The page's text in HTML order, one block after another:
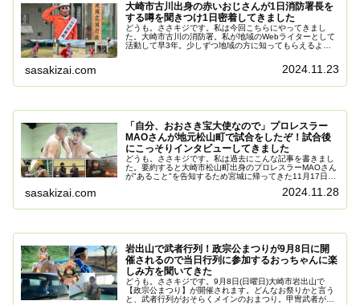
大崎市古川出身の赤いおじさんが1日消防署長を
する噂を聞きつけ1日密着してきました
どうも。ささキジです。私は今回こちらにやってきまし
た。大崎市古川の消防署。私が地域のWebライターとして
活動して早3年。少しずつ地域の方に知ってもらえるよう
sasakizai.com 2024.11.23
「自分、おおさき宝大使なので」プロレスラー
MAOさんが地元松山町で試合をしたぞ！試合後
にこっそりインタビューしてきました
どうも。ささキジです。私は過去にこんな記事を書きまし
た。要約すると大崎市松山町出身のプロレスラーMAOさん
が"あること"を告知するため宮城に帰ってきた11月17日に
sasakizai.com 2024.11.28
岩出山で武者行列！政宗公まつりが9月8日に開
催されるので当日行列に参加するおっちゃんに楽
しみ方を聞いてきた
どうも。ささキジです。9月8日(日曜日)大崎市岩出山で
【政宗公まつり】が開催されます。どんなお祭りかと言う
と、武者行列がおそらくメインのおまつり。甲冑武者が岩